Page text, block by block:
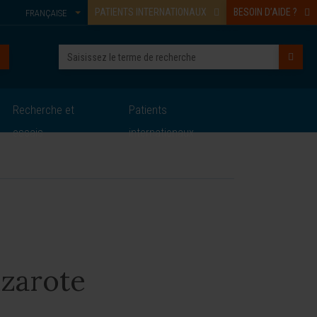
PATIENTS INTERNATIONAUX BESOIN D’AIDE ?
FRANÇAISE
Recherche et
essais
Patients
internationaux